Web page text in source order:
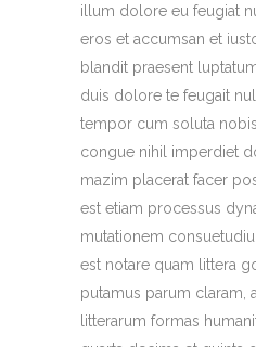
illum dolore eu feugiat
eros et accumsan et
blandit praesent
duis dolore te feugait
tempor cum soluta
congue nihil imperdiet
mazim placerat facer
est etiam processus
mutationem
est notare quam littera
putamus parum claram,
litterarum formas